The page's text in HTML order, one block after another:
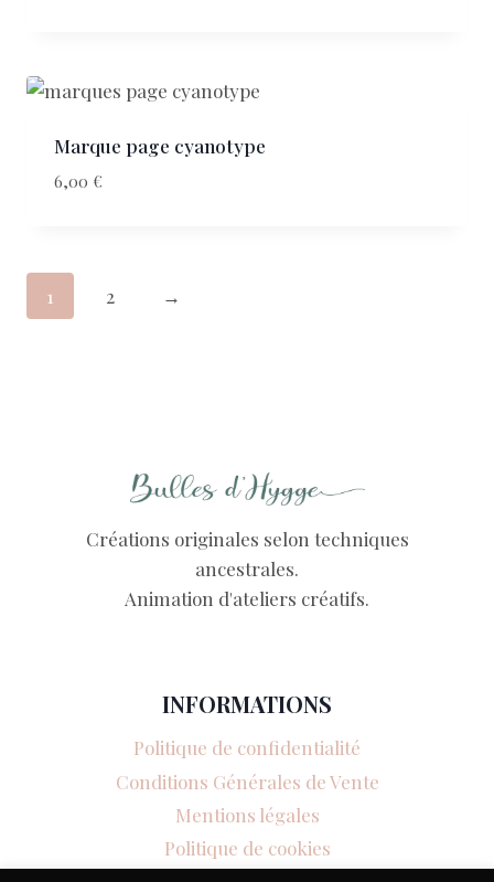
Marque page cyanotype
6,00 €
1 2 →
Créations originales selon techniques
ancestrales.
Animation d'ateliers créatifs.
INFORMATIONS
Politique de confidentialité
Conditions Générales de Vente
Mentions légales
Politique de cookies